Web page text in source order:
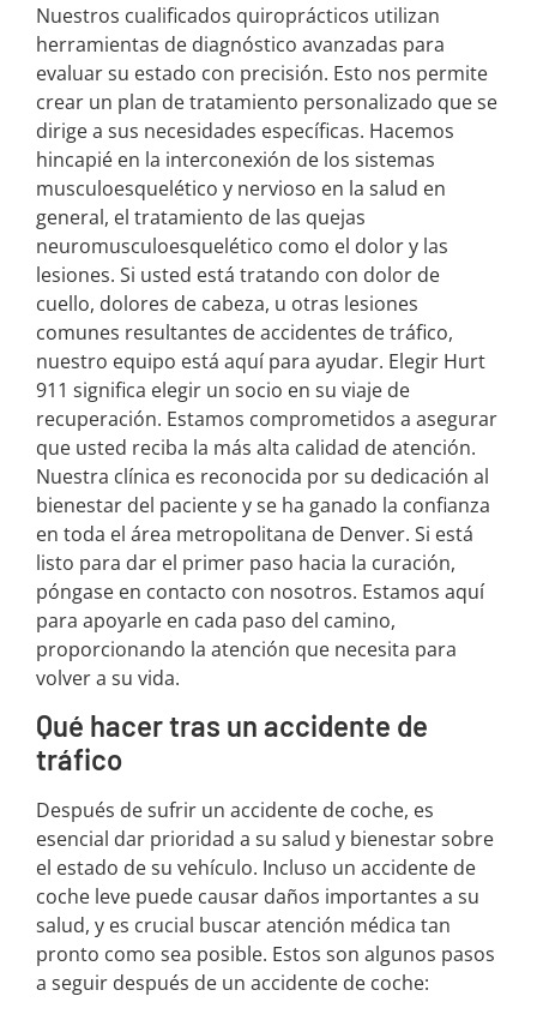
Nuestros cualificados quiroprácticos utilizan
herramientas de diagnóstico avanzadas para
evaluar su estado con precisión. Esto nos permite
crear un plan de tratamiento personalizado que se
dirige a sus necesidades específicas. Hacemos
hincapié en la interconexión de los sistemas
musculoesquelético y nervioso en la salud en
general, el tratamiento de las quejas
neuromusculoesquelético como el dolor y las
lesiones. Si usted está tratando con dolor de
cuello, dolores de cabeza, u otras lesiones
comunes resultantes de accidentes de tráfico,
nuestro equipo está aquí para ayudar. Elegir Hurt
911 significa elegir un socio en su viaje de
recuperación. Estamos comprometidos a asegurar
que usted reciba la más alta calidad de atención.
Nuestra clínica es reconocida por su dedicación al
bienestar del paciente y se ha ganado la confianza
en toda el área metropolitana de Denver. Si está
listo para dar el primer paso hacia la curación,
póngase en contacto con nosotros. Estamos aquí
para apoyarle en cada paso del camino,
proporcionando la atención que necesita para
volver a su vida.
Qué hacer tras un accidente de
tráfico
Después de sufrir un accidente de coche, es
esencial dar prioridad a su salud y bienestar sobre
el estado de su vehículo. Incluso un accidente de
coche leve puede causar daños importantes a su
salud, y es crucial buscar atención médica tan
pronto como sea posible. Estos son algunos pasos
a seguir después de un accidente de coche: